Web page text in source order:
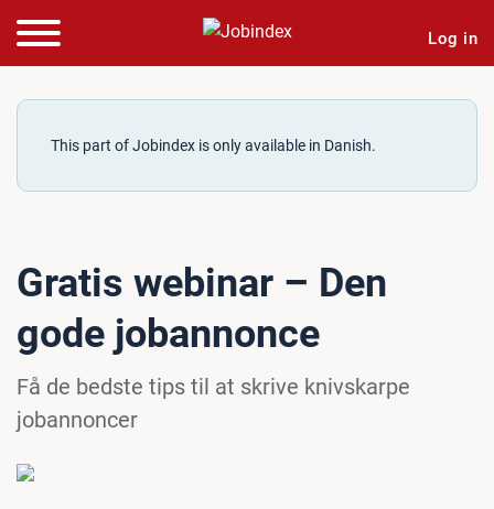
Log in
This part of Jobindex is only available in Danish.
Gratis webinar – Den
gode jobannonce
Få de bedste tips til at skrive knivskarpe
jobannoncer